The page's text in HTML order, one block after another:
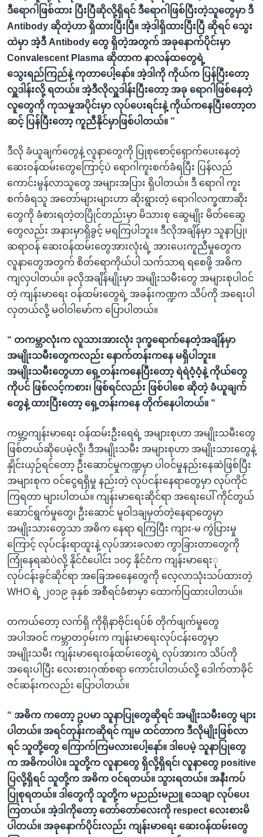
ဒီရောဂါဖြစ်ထား ပြီးပြီဆိုလို့ရှိရင် ဒီရောဂါဖြစ်ပြီးတဲ့သူတွေမှာ ဒီ
Antibody ဆိုတဲ့ဟာ ရှိထားပြီးပြီ။ အဲ့ဒါရှိထားပြီးပြီ ဆိုရင် သွေး
ထဲမှာ အဲ့ဒီ Antibody တွေ ရှိတဲ့အတွက် အခုနောက်ပိုင်းမှာ
Convalescent Plasma ဆိုတာက နာလန်ထတွေရဲ့
သွေးရည်ကြည်နဲ့ ကုတာပေါ့နော်။ အဲ့ဒါကို ကိုယ်က ပြန်ပြီးတော့
လှူဒါန်းလို့ ရတယ်။ အဲ့ဒီလိုလှူဒါန်းပြီးတော့ အခု ရောဂါဖြစ်နေတဲ့
လူတွေကို ကုသမှုအပိုင်းမှာ လုပ်ပေးရင်းနဲ့ ကိုယ်ကနေပြီးတော့တ
ဆင့် ပြန်ပြီးတော့ ကူညီနိုင်မှာဖြစ်ပါတယ်။ ”
ဒီလို ခံယူချက်တွေနဲ့ လူနာတွေကို ပြုစုစောင့်ရှောက်ပေးနေတဲ့
ဆေးဝန်ထမ်းတွေကြောင့်ပဲ ရောဂါကူးစက်ခံရပြီး ပြန်လည်
ကောင်းမွန်လာသူတွေ အများအပြား ရှိပါတယ်။ ဒီ ရောဂါ ကူး
စက်ခံရသူ အတော်များများဟာ ဆိုးရွားတဲ့ ရောဂါလက္ခဏာဆိုး
တွေကို ခံစားရတဲ့တပြိုင်တည်းမှာ မိသားစု ဆွေမျိုး မိတ်ဆွေေ
တွေလည်း အနားမှာရှိခွင့် မရကြပါဘူး။ ဒီလိုအချိန်မှာ သူနာပြု၊
ဆရာဝန် ဆေးဝန်ထမ်းတွေအားလုံးရဲ့ အားပေးကူညီမှုတွေက
လူနာတွေအတွက် စိတ်ရောကိုယ်ပါ သက်သာရ ရစေဖို့ အဓိက
ကျလှပါတယ်။ ခုလိုအချိန်မျိုးမှာ အမျိုးသမီးတွေ အများစုပါဝင်
တဲ့ ကျန်းမာရေး ဝန်ထမ်းတွေရဲ့ အခန်းကဏ္ဍက သိပ်ကို အရေးပါ
လှတယ်လို့ မဝါဝါမော်က ပြောပါတယ်။
“ တကမ္ဘာလုံးက လူသားအားလုံး ဒုက္ခရောက်နေတဲ့အချိန်မှာ
အမျိုးသမီးတွေကလည်း နောက်တန်းကနေ မရှိပါဘူး။
အမျိုးသမီးတွေဟာ ရှေ့တန်းကနေပြီးတော့ ရဲရဲဝံ့ဝံ့နဲ့ ကိုယ်တွေ
ကိုပင် ဖြစ်လင့်ကစား၊ ဖြစ်ရင်လည်း ဖြစ်ပါစေ ဆိုတဲ့ ခံယူချက်
တွေနဲ့ ထားပြီးတော့ ရှေ့တန်းကနေ တိုက်နေပါတယ်။ ”
ကမ္ဘာ့ကျန်းမာရေး ဝန်ထမ်းဦးရေရဲ့ အများစုဟာ အမျိုးသမီးတွေ
ဖြစ်တယ်ဆိုပေမဲ့လို့၊ ဒီအမျိုးသမီး အများစုဟာ အမျိုးသားတွေနဲ့
နှိုင်းယှဉ်ရင်တော့ ဦးဆောင်မှုကဏ္ဍမှာ ပါဝင်မှုနည်းနေဆဲဖြစ်ပြီး
အများစုက ဝင်ငွေရရှိမှု နည်းတဲ့ လုပ်ငန်းနေရာတွေမှာ လုပ်ကိုင်
ကြရတာ များပါတယ်။ ကျန်းမာရေးဆိုင်ရာ အရေးပေါ် ကိုင်တွယ်
ဆောင်ရွက်မှုတွေ၊ ဦးဆောင် မူဝါဒချမှတ်တဲ့နေရာတွေမှာ
အမျိုးသားတွေသာ အဓိက နေရာ ရကြပြီး ကျား-မ ကွဲပြားမှု
ကြောင့် လုပ်ငန်းရာထူးနဲ့ လုပ်အားခလစာ ကွာခြားတာတွေကို
ကြုံနေရဆဲပဲလို့ နိုင်ငံပေါင်း ၁၀၄ နိုင်ငံက ကျန်းမာရေးု
လုပ်ငန်းခွင်ဆိုင်ရာ အခြေအနေေတွေကို လေ့လာသုံးသပ်ထားတဲ့
WHO ရဲ့ ၂၀၁၉ ခုနှစ် အစီရင်ခံစာမှာ ထောက်ပြထားပါတယ်။
တကယ်တော့ လက်ရှိ ကိုရိုနာဗိုင်းရပ်စ် တိုက်ဖျက်မှုတွေ
အပါအဝင် ကမ္ဘာတဝှမ်းက ကျန်းမာရေးလုပ်ငန်းတွေမှာ
အမျိုးသမီး ကျန်းမာရေးဝန်ထမ်းတွေရဲ့ လုပ်အားက သိပ်ကို
အရေးပါပြီး လေးစားဂုဏ်စရာ ကောင်းပါတယ်လို့ ဒေါက်တာခိုင်
ဇင်ဆန်းကလည်း ပြောပါတယ်။
“ အဓိက ကတော့ ဥပမာ သူနာပြုတွေဆိုရင် အမျိုးသမီးတွေ များ
ပါတယ်။ အရင်တုန်းကဆိုရင် ကျမ ထင်တာက ဒီလိုမျိုးဖြစ်လာ
ရင် သူတို့တွေ ကြောက်ကြမလားပေါ့နော်။ ဒါပေမဲ့ သူနာပြုတွေ
က အဓိကပါပဲ။ သူတို့က လူနာတွေ ရှိလို့ရှိရင်၊ လူနာတွေ positive
ပြလို့ရှိရင် သူတို့က အဓိက ဝင်ရတယ်။ သွားရတယ်။ အနီးကပ်
ပြုစုရတယ်။ ဒါတွေကို သူတို့က မညည်းမညူ သေချာ လုပ်ပေး
ကြတယ်။ အဲ့ဒါကိုတော့ တော်တော်လေးကို respect လေးစားမိ
ပါတယ်။ အခုနောက်ပိုင်းလည်း ကျန်းမာရေး ဆေးဝန်ထမ်းတွေ